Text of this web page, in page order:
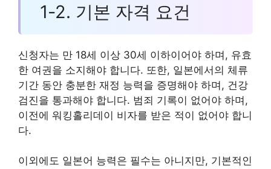
1-2. 기본 자격 요건
신청자는 만 18세 이상 30세 이하이어야 하며, 유효
한 여권을 소지해야 합니다. 또한, 일본에서의 체류
기간 동안 충분한 재정 능력을 증명해야 하며, 건강
검진을 통과해야 합니다. 범죄 기록이 없어야 하며,
이전에 워킹홀리데이 비자를 받은 적이 없어야 합니
다.
이외에도 일본어 능력은 필수는 아니지만, 기본적인